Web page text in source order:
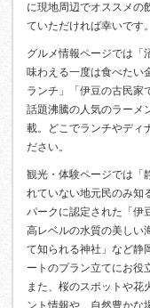
に現地周辺でオススメの
ていただければ幸いです。
グルメ情報ページでは「
味わえる一度は食べたい
ランチ」「伊豆の古民家
話題沸騰の人気のラーメ
載。どこでランチやディ
ださい。
観光・体験ページでは「
れていない地元民のみ知
パークに認定された「伊
高レベルの水質の美しい
て知られる神社」など静
ートのプラン立てにお役
また、桜のスポットや花